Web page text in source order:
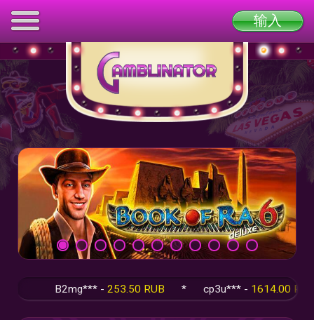
输入
B2mg*** -253.50 RUB *cp3u*** -1614.00 RUB